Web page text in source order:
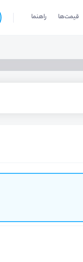
قیمت‌ها راهنما